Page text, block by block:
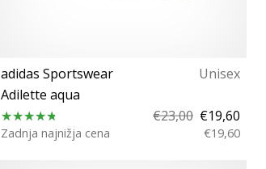
adidas Sportswear
Unisex
Adilette aqua
€23,00 €19,60
Zadnja najnižja cena €19,60